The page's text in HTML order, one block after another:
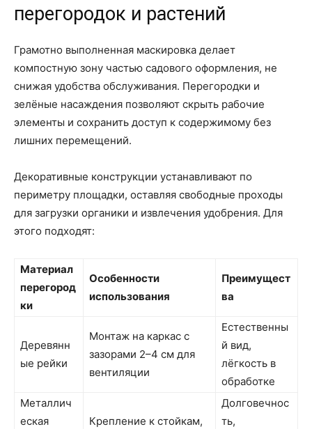
перегородок и растений
Грамотно выполненная маскировка делает
компостную зону частью садового оформления, не
снижая удобства обслуживания. Перегородки и
зелёные насаждения позволяют скрыть рабочие
элементы и сохранить доступ к содержимому без
лишних перемещений.
Декоративные конструкции устанавливают по
периметру площадки, оставляя свободные проходы
для загрузки органики и извлечения удобрения. Для
этого подходят:
Материал
перегород
ки
Особенности
использования
Преимущест
ва
Деревянн
ые рейки
Монтаж на каркас с
зазорами 2–4 см для
вентиляции
Естественны
й вид,
лёгкость в
обработке
Металлич
еская
Крепление к стойкам,
Долговечнос
ть,